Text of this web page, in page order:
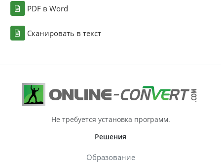
PDF в Word
Сканировать в текст
Не требуется установка программ.
Решения
Образование